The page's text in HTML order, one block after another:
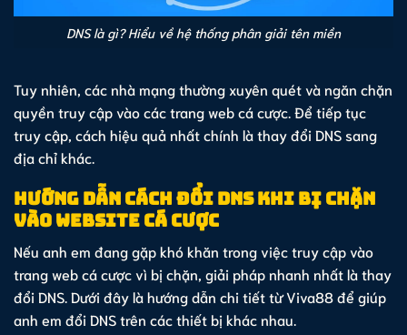
DNS là gì? Hiểu về hệ thống phân giải tên miền
Tuy nhiên, các nhà mạng thường xuyên quét và ngăn chặn
quyền truy cập vào các trang web cá cược. Để tiếp tục
truy cập, cách hiệu quả nhất chính là thay đổi DNS sang
địa chỉ khác.
Hướng dẫn cách đổi DNS khi bị chặn
vào website cá cược
Nếu anh em đang gặp khó khăn trong việc truy cập vào
trang web cá cược vì bị chặn, giải pháp nhanh nhất là thay
đổi DNS. Dưới đây là hướng dẫn chi tiết từ Viva88 để giúp
anh em đổi DNS trên các thiết bị khác nhau.